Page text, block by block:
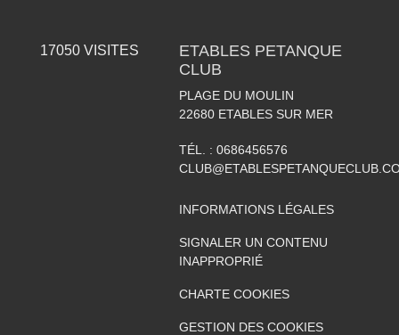
17050VISITES
ETABLES PETANQUE
CLUB
PLAGE DU MOULIN
22680 ETABLES SUR MER
TÉL. : 0686456576
INFORMATIONS LÉGALES
SIGNALER UN CONTENU
INAPPROPRIÉ
CHARTE COOKIES
GESTION DES COOKIES